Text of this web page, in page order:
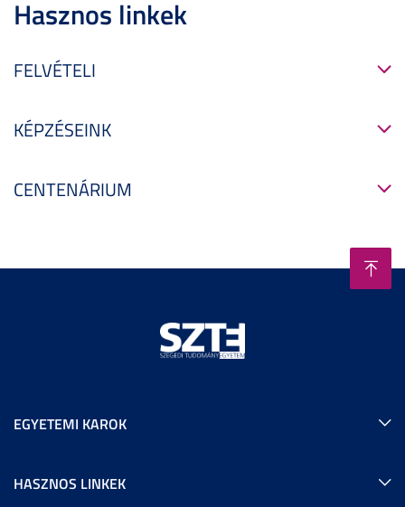
Hasznos linkek
FELVÉTELI
KÉPZÉSEINK
CENTENÁRIUM
EGYETEMI KAROK
HASZNOS LINKEK